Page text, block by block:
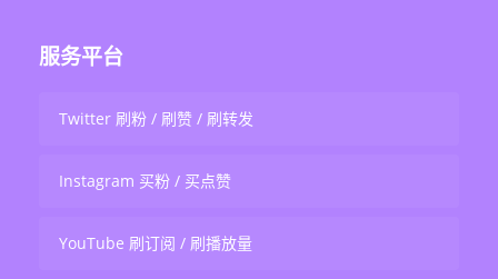
服务平台
Twitter 刷粉 / 刷赞 / 刷转发
Instagram 买粉 / 买点赞
YouTube 刷订阅 / 刷播放量